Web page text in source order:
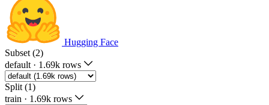
Hugging Face
Subset (2)
default · 1.69k rows
Split (1)
train · 1.69k rows